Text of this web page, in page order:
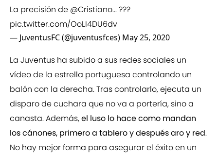
La precisión de @Cristiano... ???
pic.twitter.com/OoLI4DU6dv
— JuventusFC (@juventusfces) May 25, 2020
La Juventus ha subido a sus redes sociales un
vídeo de la estrella portuguesa controlando un
balón con la derecha. Tras controlarlo, ejecuta un
disparo de cuchara que no va a portería, sino a
canasta. Además,el luso lo hace como mandan
los cánones, primero a tablero y después aro y red.
No hay mejor forma para asegurar el éxito en un